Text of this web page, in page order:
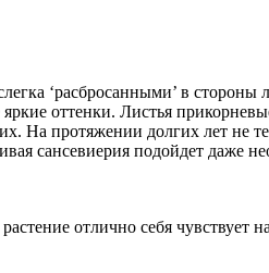
‘расбросанными’ в стороны
оттенки. Листья
На протяжении долгих лет не
сансевиерия подойдет даже
отлично себя чувствует